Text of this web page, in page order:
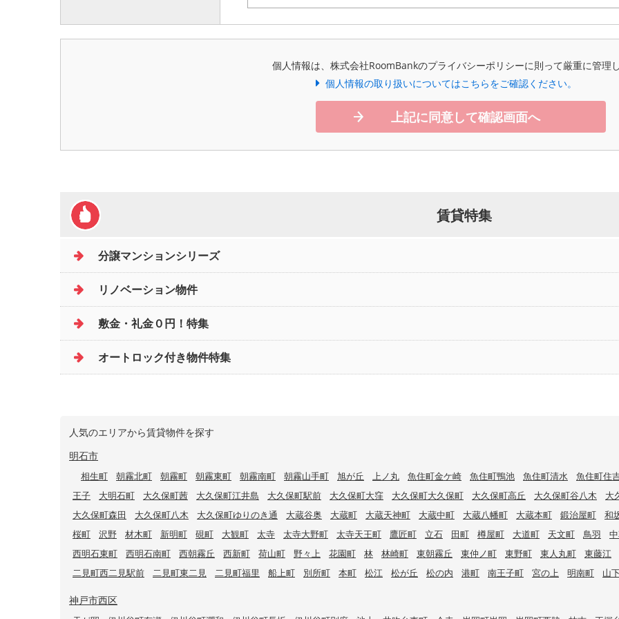
個人情報は、株式会社RoomBankのプライバシーポリシーに則って厳重に管理
個人情報の取り扱いについてはこちらをご確認ください。
上記に同意して確認画面へ
賃貸特集
分譲マンションシリーズ
リノベーション物件
敷金・礼金０円！特集
オートロック付き物件特集
人気のエリアから賃貸物件を探す
明石市
相生町 朝霧北町 朝霧町 朝霧東町 朝霧南町 朝霧山手町 旭が丘 上ノ丸 魚住町金ケ崎 魚住町鴨池 魚住町清水
魚住町住
王子
大明石町 大久保町茜 大久保町江井島 大久保町駅前 大久保町大窪 大久保町大久保町 大久保町高丘 大久保町谷八木
大
大久保町森田
大久保町八木 大久保町ゆりのき通 大蔵谷奥 大蔵町 大蔵天神町 大蔵中町 大蔵八幡町 大蔵本町 鍛治屋町
和
桜町
沢野 材木町 新明町 硯町 大観町 太寺 太寺大野町 太寺天王町 鷹匠町 立石 田町 樽屋町 大道町 天文町 鳥羽
西明石東町
西明石南町 西朝霧丘 西新町 荷山町 野々上 花園町 林 林崎町 東朝霧丘 東仲ノ町 東野町 東人丸町
東藤江
二見町西二見駅前
二見町東二見 二見町福里 船上町 別所町 本町 松江 松が丘 松の内 港町 南王子町 宮の上 明南町 山
神戸市西区